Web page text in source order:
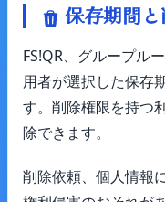
保存期間
FS!QR、グループル
用者が選択した保存
す。削除権限を持つ
除できます。
削除依頼、個人情報